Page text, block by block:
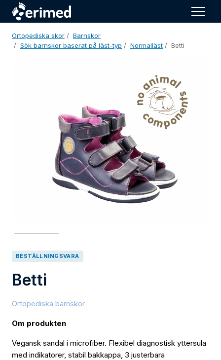
Meny
Ortopediska skor
Barnskor
Sök barnskor baserat på läst-typ
Normalläst Betti
BESTÄLLNINGSVARA
Betti
Ortopediska barnskor
Om produkten
Vegansk sandal i microfiber. Flexibel diagnostisk yttersula
med indikatorer, stabil bakkappa, 3 justerbara